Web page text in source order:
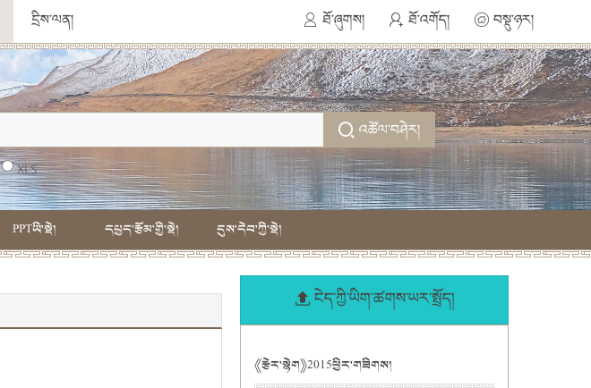
ཐོ་ཞུགས། ཐོ་འགོད། བསྡུ་ཉར།
དྲིས་ལན།
འཚོལ་བཤེར།
XLS
PPTཡི་སྡེ། དཔྱད་རྩོམ་གྱི་སྡེ། དུས་དེབ་ཀྱི་སྡེ།
ངེད་ཀྱི་ཡིག་ཚགས་ཡར་སྤྲོད།
《རྩེར་སྙེག》2015ཕྱིར་གཟིགས།